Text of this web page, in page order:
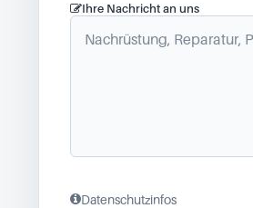
Ihre Nachricht an uns
Datenschutzinfos